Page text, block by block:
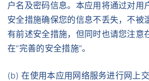
户名及密码信息。本应用将通过对用
安全措施确保您的信息不丢失，不被
有前述安全措施，但同时也请您注意
在“完善的安全措施”。
(b) 在使用本应用网络服务进行网上